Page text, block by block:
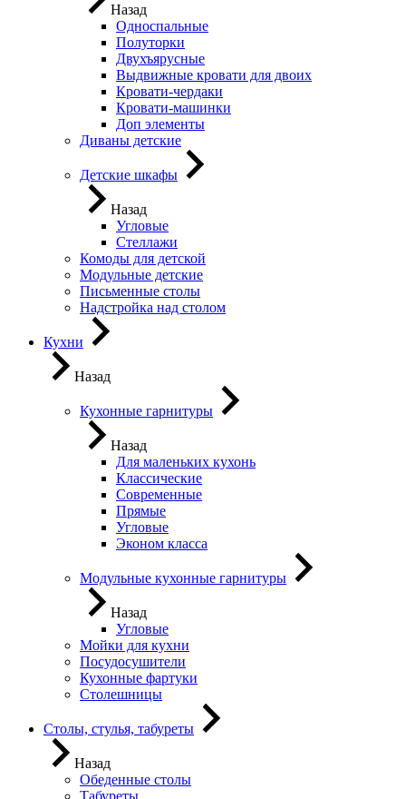
Назад
Односпальные
Полуторки
Двухъярусные
Выдвижные кровати для двоих
Кровати-чердаки
Кровати-машинки
Доп элементы
Диваны детские
Детские шкафы
Назад
Угловые
Стеллажи
Комоды для детской
Модульные детские
Письменные столы
Надстройка над столом
Кухни
Назад
Кухонные гарнитуры
Назад
Для маленьких кухонь
Классические
Современные
Прямые
Угловые
Эконом класса
Модульные кухонные гарнитуры
Назад
Угловые
Мойки для кухни
Посудосушители
Кухонные фартуки
Столешницы
Столы, стулья, табуреты
Назад
Обеденные столы
Табуреты